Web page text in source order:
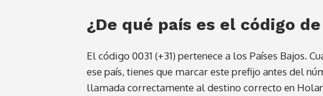
¿De qué país es el código de
El código 0031 (+31) pertenece a los Países Bajos.
ese país, tienes que marcar este prefijo antes del
llamada correctamente al destino correcto en